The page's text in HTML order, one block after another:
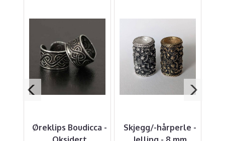
Øreklips Boudicca -
Skjegg/-hårperle -